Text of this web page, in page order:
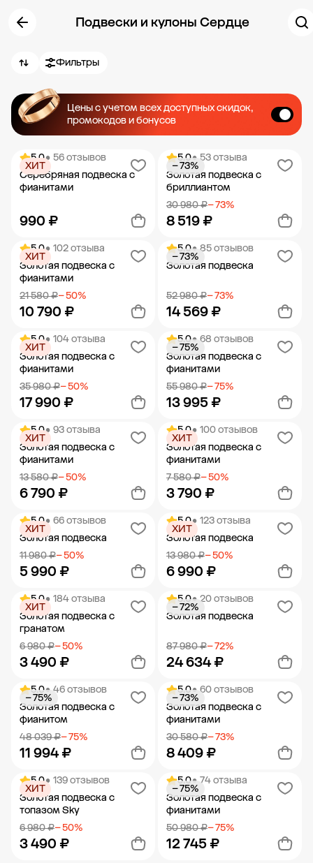
Подвески и кулоны Сердце
Фильтры
Цены с учетом всех доступных скидок,
промокодов и бонусов
5.0• 56 отзывов
Серебряная подвеска с
фианитами
990 ₽
ХИТ
Добавить в корзину
5.0• 53 отзыва
Золотая подвеска с
бриллиантом
30 980 ₽− 73%
8 519 ₽
− 73%
Добавить в корзину
5.0• 102 отзыва
Золотая подвеска с
фианитами
21 580 ₽− 50%
10 790 ₽
ХИТ
Добавить в корзину
5.0• 85 отзывов
Золотая подвеска
52 980 ₽− 73%
14 569 ₽
− 73%
Добавить в корзину
5.0• 104 отзыва
Золотая подвеска с
фианитами
35 980 ₽− 50%
17 990 ₽
ХИТ
Добавить в корзину
5.0• 68 отзывов
Золотая подвеска с
фианитами
55 980 ₽− 75%
13 995 ₽
− 75%
Добавить в корзину
5.0• 93 отзыва
Золотая подвеска с
фианитами
13 580 ₽− 50%
6 790 ₽
ХИТ
Добавить в корзину
5.0• 100 отзывов
Золотая подвеска с
фианитами
7 580 ₽− 50%
3 790 ₽
ХИТ
Добавить в корзину
5.0• 66 отзывов
Золотая подвеска
11 980 ₽− 50%
5 990 ₽
ХИТ
Добавить в корзину
5.0• 123 отзыва
Золотая подвеска
13 980 ₽− 50%
6 990 ₽
ХИТ
Добавить в корзину
5.0• 184 отзыва
Золотая подвеска с
гранатом
6 980 ₽− 50%
3 490 ₽
ХИТ
Добавить в корзину
5.0• 20 отзывов
Золотая подвеска
87 980 ₽− 72%
24 634 ₽
− 72%
Добавить в корзину
5.0• 46 отзывов
Золотая подвеска с
фианитом
48 039 ₽− 75%
11 994 ₽
− 75%
Добавить в корзину
5.0• 60 отзывов
Золотая подвеска с
фианитами
30 580 ₽− 73%
8 409 ₽
− 73%
Добавить в корзину
5.0• 139 отзывов
Золотая подвеска с
топазом Sky
6 980 ₽− 50%
3 490 ₽
ХИТ
5.0• 74 отзыва
Золотая подвеска с
фианитами
50 980 ₽− 75%
12 745 ₽
− 75%